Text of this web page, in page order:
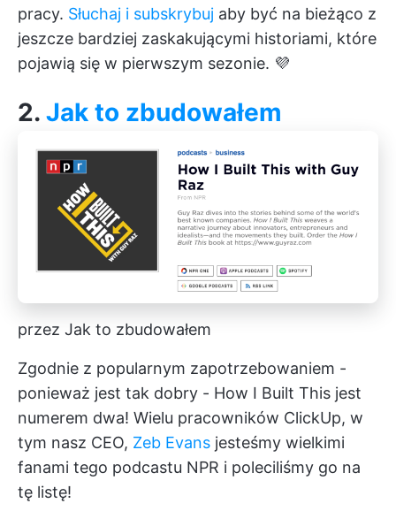
pracy. Słuchaj i subskrybuj aby być na bieżąco z
jeszcze bardziej zaskakującymi historiami, które
pojawią się w pierwszym sezonie. 💜
2. Jak to zbudowałem
przez Jak to zbudowałem
Zgodnie z popularnym zapotrzebowaniem -
ponieważ jest tak dobry - How I Built This jest
numerem dwa! Wielu pracowników ClickUp, w
tym nasz CEO, Zeb Evans jesteśmy wielkimi
fanami tego podcastu NPR i poleciliśmy go na
tę listę!